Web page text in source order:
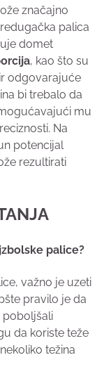
značajno
palica
domet
, kao što su
odgovarajuće
bi trebalo da
mu
Na
potencijal
rezultirati
palice?
važno je uzeti
pravilo je da
poboljšali
da koriste teže
težina